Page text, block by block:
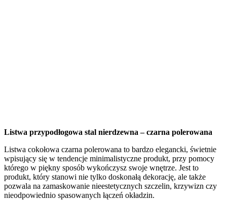
Listwa przypodłogowa stal nierdzewna – czarna polerowana
Listwa cokołowa czarna polerowana to bardzo elegancki, świetnie
wpisujący się w tendencje minimalistyczne produkt, przy pomocy
którego w piękny sposób wykończysz swoje wnętrze. Jest to
produkt, który stanowi nie tylko doskonałą dekorację, ale także
pozwala na zamaskowanie nieestetycznych szczelin, krzywizn czy
nieodpowiednio spasowanych łączeń okładzin.